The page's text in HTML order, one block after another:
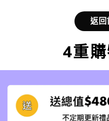
返回
4重